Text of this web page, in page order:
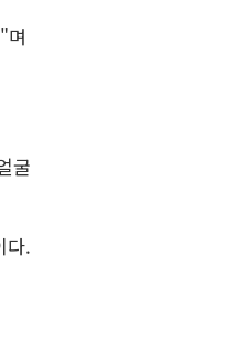
며
굴
다.